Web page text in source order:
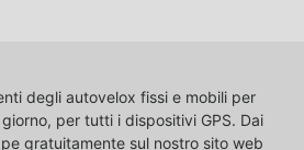
degli autovelox fissi e mobili per
per tutti i dispositivi GPS. Dai
gratuitamente sul nostro sito web